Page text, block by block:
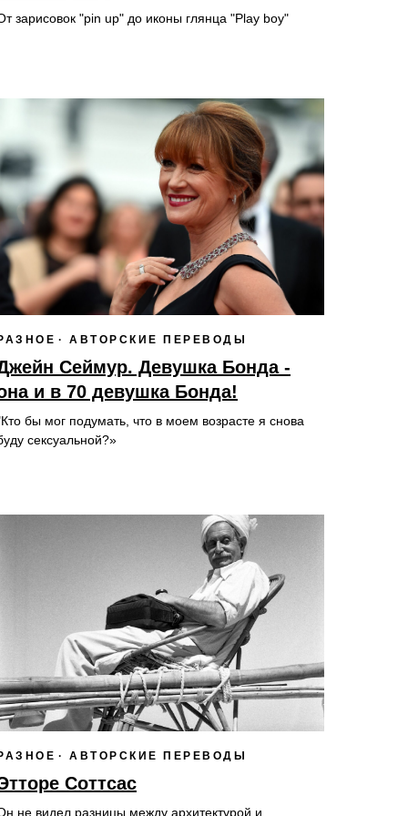
зарисовок "pin up" до иконы глянца "Play boy"
АВТОРСКИЕ ПЕРЕВОДЫ
Сеймур. Девушка Бонда -
и в 70 девушка Бонда!
бы мог подумать, что в моем возрасте я снова
сексуальной?»
АВТОРСКИЕ ПЕРЕВОДЫ
Соттсас
не видел разницы между архитектурой и